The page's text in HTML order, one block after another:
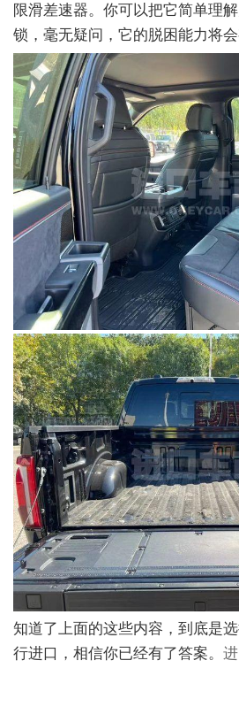
限滑差速器。你可以把它简单理
锁，毫无疑问，它的脱困能力将会
知道了上面的这些内容，到底是
行进口，相信你已经有了答案。